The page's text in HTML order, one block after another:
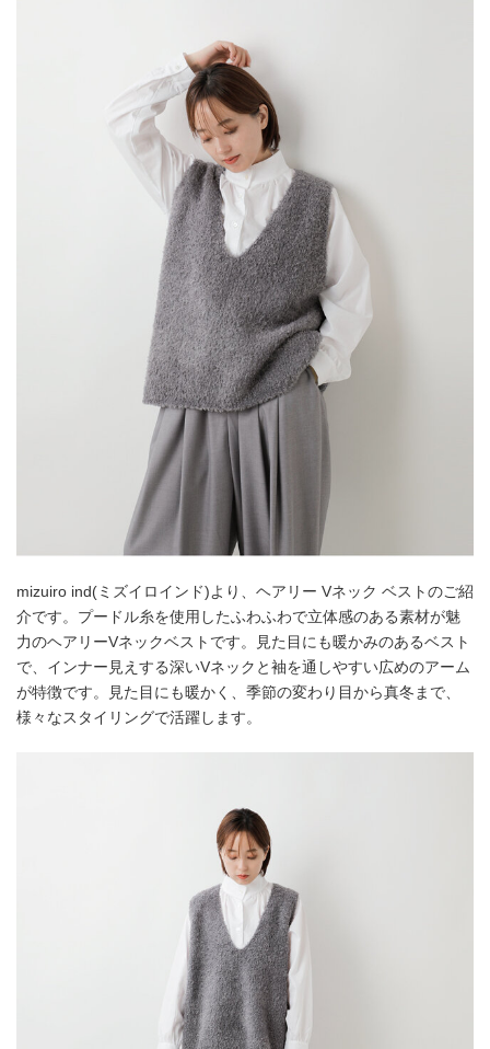
mizuiro ind(ミズイロインド)より、ヘアリー Vネック ベストのご紹
介です。プードル糸を使用したふわふわで立体感のある素材が魅
力のヘアリーVネックベストです。見た目にも暖かみのあるベスト
で、インナー見えする深いVネックと袖を通しやすい広めのアーム
が特徴です。見た目にも暖かく、季節の変わり目から真冬まで、
様々なスタイリングで活躍します。